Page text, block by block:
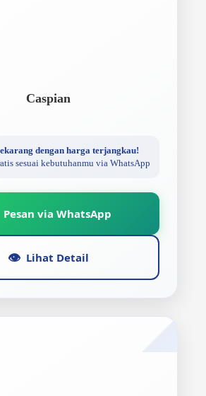
Caspian
dengan harga terjangkau!
sesuai kebutuhanmu via WhatsApp
Pesan via WhatsApp
👁️ Lihat Detail